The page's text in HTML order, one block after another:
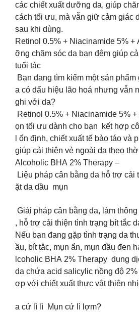
các chiết xuất dưỡng da, giúp
cách tối ưu, mà vẫn giữ cảm giác
sau khi dùng.
Retinol 0.5% + Niacinamide 5%
ỡng chăm sóc da ban đêm giúp
tuổi tác
Bạn đang tìm kiếm một sản
a có dấu hiệu lão hoá nhưng vẫn
ghi với da?
Retinol 0.5% + Niacinamide 5%
ọn tối ưu dành cho bạn kết hợp
l ổn định, chiết xuất tế bào táo
giúp cải thiện vẻ ngoài da theo
Alcoholic BHA 2% Therapy –
Liệu pháp cân bằng da hỗ trợ cải
ặt da dầu mụn
Giải pháp cân bằng da, làm
, hỗ trợ cải thiện tình trạng bít tắc
Nếu bạn đang gặp tình trạng da
ầu, bít tắc, mụn ẩn, mụn đầu đen
lcoholic BHA 2% Therapy dung
da chứa acid salicylic nồng độ 2%
ợp với chiết xuất thực vật thiên
a cứ lì lì Mụn cứ lì lợm?